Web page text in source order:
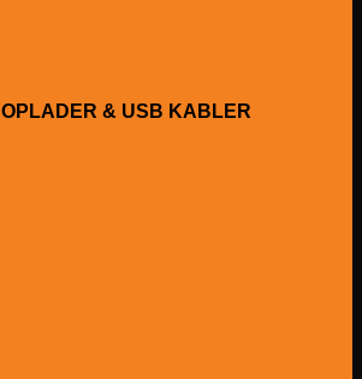
OPLADER & USB KABLER